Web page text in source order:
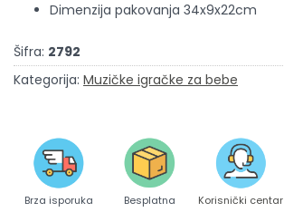
Dimenzija pakovanja 34x9x22cm
Šifra: 2792
Kategorija: Muzičke igračke za bebe
Brza isporuka
Besplatna
Korisnički centar